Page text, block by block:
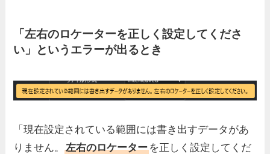
「左右のロケーターを正しく設定してくださ
い」というエラーが出るとき
「現在設定されている範囲には書き出すデータがあ
りません。左右のロケーターを正しく設定してくだ